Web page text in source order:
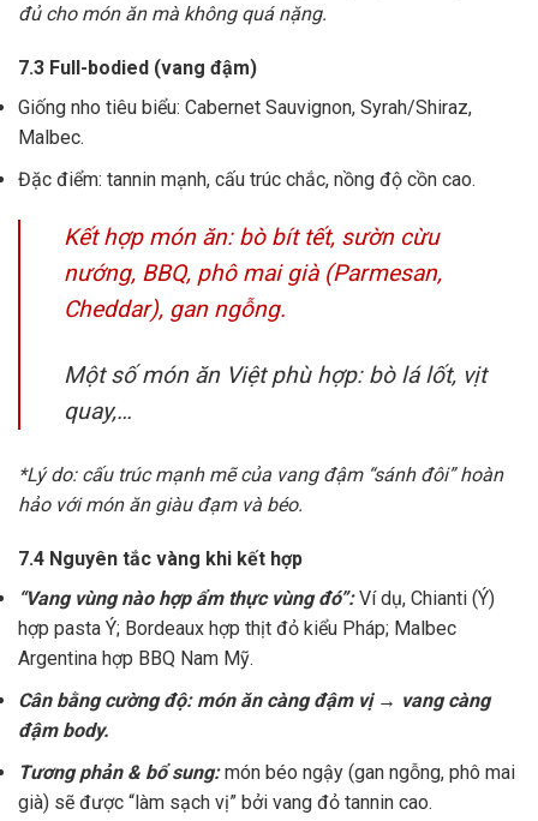
đủ cho món ăn mà không quá nặng.
7.3 Full-bodied (vang đậm)
Giống nho tiêu biểu: Cabernet Sauvignon, Syrah/Shiraz,
Malbec.
Đặc điểm: tannin mạnh, cấu trúc chắc, nồng độ cồn cao.
Kết hợp món ăn: bò bít tết, sườn cừu
nướng, BBQ, phô mai già (Parmesan,
Cheddar), gan ngỗng.
Một số món ăn Việt phù hợp: bò lá lốt, vịt
quay,…
*Lý do: cấu trúc mạnh mẽ của vang đậm “sánh đôi” hoàn
hảo với món ăn giàu đạm và béo.
7.4 Nguyên tắc vàng khi kết hợp
“Vang vùng nào hợp ẩm thực vùng đó”:Ví dụ, Chianti (Ý)
hợp pasta Ý; Bordeaux hợp thịt đỏ kiểu Pháp; Malbec
Argentina hợp BBQ Nam Mỹ.
Cân bằng cường độ: món ăn càng đậm vị → vang càng
đậm body.
Tương phản & bổ sung:món béo ngậy (gan ngỗng, phô mai
già) sẽ được “làm sạch vị” bởi vang đỏ tannin cao.